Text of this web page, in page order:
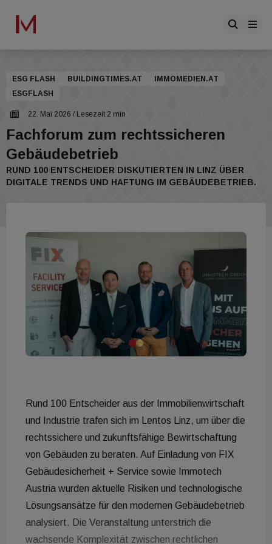
ESG FLASH BUILDINGTIMES.AT
IMMOMEDIEN.AT
ESGFLASH
22. Mai 2026 / Lesezeit 2 min
Fachforum zum rechtssicheren
Gebäudebetrieb
RUND 100 ENTSCHEIDER DISKUTIERTEN IN LINZ ÜBER
DIGITALE TRENDS UND HAFTUNG IM GEBÄUDEBETRIEB.
Rund 100 Entscheider aus der Immobilienwirtschaft
und Industrie trafen sich im Lentos Linz, um über die
rechtssichere und zukunftsfähige Bewirtschaftung
von Gebäuden zu beraten. Auf Einladung von FIX
Gebäudesicherheit + Service sowie Immotech
Austria wurden aktuelle Risiken und technologische
Lösungsansätze für den modernen Gebäudebetrieb
analysiert. Die Veranstaltung unterstrich die
wachsende Komplexität zwischen rechtlichen